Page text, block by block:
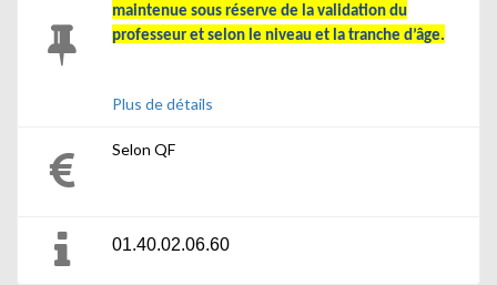
maintenue sous réserve de la validation du
professeur et selon le niveau et la tranche d’âge.
Plus de détails
Selon QF
01.40.02.06.60